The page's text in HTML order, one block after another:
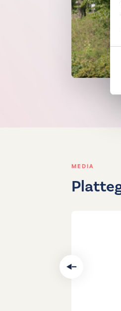
Privé
onderbouw
3-
Voorzien
Gelegen op
MEDIA